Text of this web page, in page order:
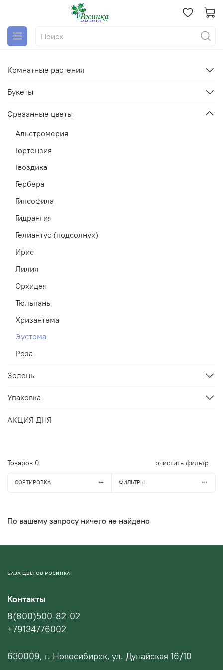
Товаров 0 очистить фильтр
СОРТИРОВКА ФИЛЬТРЫ
По вашему запросу ничего не найдено
Комнатные растения
Букеты
Срезанные цветы
Альстромерия
Гортензия
Гвоздика
Гербера
Гипсофила
Гидрангия
Гелиантус (подсолнух)
Ирис
Лилия
Орхидея
Тюльпаны
Хризантема
Эустома
Роза
Зелень
Упаковка
АКЦИЯ ДНЯ
БАЗА ЦВЕТОВ РОСИНКА
Контакты
8(800)500-82-02
+79134776002
630009, г. Новосибирск, ул. Дунайская 16/10